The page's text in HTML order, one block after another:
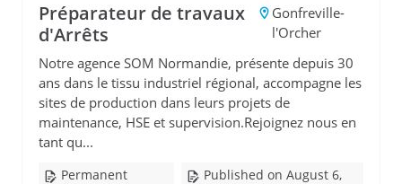
Préparateur de travaux
d'Arrêts
Gonfreville-
l'Orcher
Notre agence SOM Normandie, présente depuis 30
ans dans le tissu industriel régional, accompagne les
sites de production dans leurs projets de
maintenance, HSE et supervision.Rejoignez nous en
tant qu...
Permanent
Published on August 6,